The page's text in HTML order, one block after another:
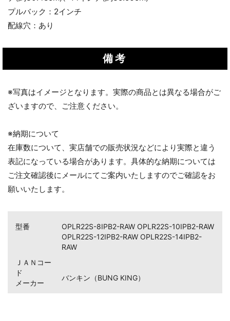
プルバック：2インチ
配線穴：あり
備考
※写真はイメージとなります。実際の商品とは異なる場合がご
ざいますので、ご注意ください。
※納期について
在庫数について、実店舗での販売状況などにより実際と違う
表記になっている場合があります。具体的な納期については
ご注文確認後にメールにてご案内いたしますのでご確認をお
願いいたします。
型番
OPLR22S-8IPB2-RAW OPLR22S-10IPB2-RAW
OPLR22S-12IPB2-RAW OPLR22S-14IPB2-
RAW
ＪＡＮコー
ド
メーカー
バンキン（BUNG KING）